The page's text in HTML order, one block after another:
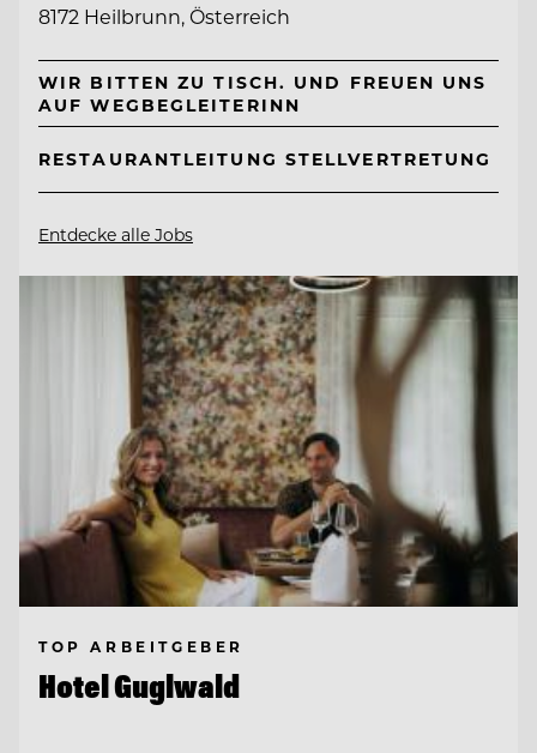
8172 Heilbrunn, Österreich
WIR BITTEN ZU TISCH. UND FREUEN UNS
AUF WEGBEGLEITERINN
RESTAURANTLEITUNG STELLVERTRETUNG
Entdecke alle Jobs
TOP ARBEITGEBER
Hotel Guglwald